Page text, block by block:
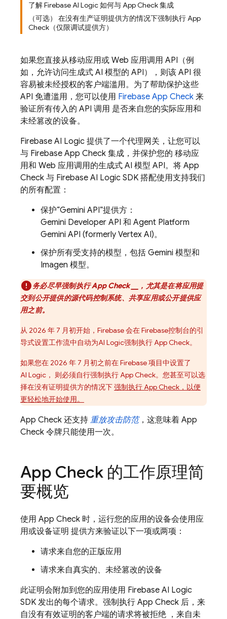
了解 Firebase AI Logic 如何与 App Check 集成
（可选） 在没有生产证明提供方的情况下强制执行 App
Check（仅限调试提供方）
如果您直接从移动应用或 Web 应用调用 API（例
如，允许访问生成式 AI 模型的 API），则该 API 很
容易被未经授权的客户端滥用。为了帮助保护这些
API 免遭滥用，您可以使用 Firebase App Check 来
验证所有传入的 API 调用 是否来自您的实际应用和
未经篡改的设备。
Firebase AI Logic 提供了一个代理网关，让您可以
与 Firebase App Check 集成，并保护您的 移动应
用和 Web 应用调用的生成式 AI 模型 API。将 App
Check 与 Firebase AI Logic SDK 搭配使用支持我们
的所有配置：
保护“Gemini API”提供方：
Gemini Developer API 和 Agent Platform
Gemini API (formerly Vertex AI)。
保护所有受支持的模型，包括 Gemini 模型和
Imagen 模型。
务必尽早强制执行App Check__，尤其是在将应用提
交到公开提供的源代码控制系统、共享应用或公开提供应
用之前。
从 2026 年 7 月初开始，Firebase 会在Firebase控制台的引
导式设置工作流中自动为AI Logic强制执行App Check。
如果您在 2026 年 7 月初之前在 Firebase 项目中设置了
AI Logic ， 则必须自行强制执行App Check。您甚至可以选
择在没有证明提供方的情况下强制执行App Check ，以便
更轻松地开始使用。
App Check 还支持 重放攻击防范，这意味着 App
Check 令牌只能使用一次。
App Check 的工作原理简
要概览
使用 App Check 时，运行您的应用的设备会使用应
用或设备证明 提供方来验证以下一项或两项：
请求来自您的正版应用
请求来自真实的、未经篡改的设备
此证明会附加到您的应用使用 Firebase AI Logic
SDK 发出的每个请求。强制执行 App Check 后，来
自没有有效证明的客户端的请求将被拒绝 ，来自未